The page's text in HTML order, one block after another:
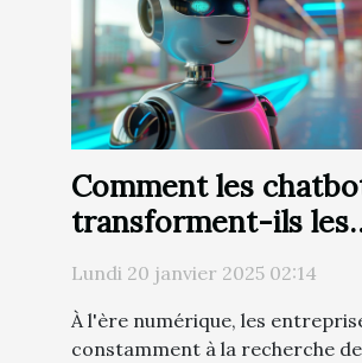
Comment les
transforment-ils les
stratégies de
communication des
entreprises ?
Lundi 20 janvier 2025 02:14
À l'ère numérique, les
constamment à la recherche